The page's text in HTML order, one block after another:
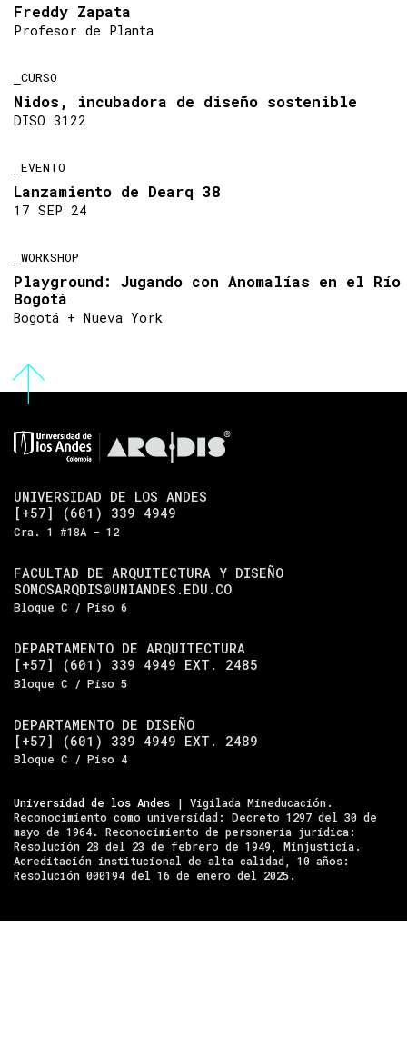
Freddy Zapata
Profesor de Planta
CURSO
Nidos, incubadora de diseño sostenible
DISO 3122
EVENTO
Lanzamiento de Dearq 38
17 SEP 24
WORKSHOP
Playground: Jugando con Anomalías en el Río
Bogotá
Bogotá + Nueva York
UNIVERSIDAD DE LOS ANDES
[+57] (601) 339 4949
Cra. 1 #18A - 12
FACULTAD DE ARQUITECTURA Y DISEÑO
SOMOSARQDIS@UNIANDES.EDU.CO
Bloque C / Piso 6
DEPARTAMENTO DE ARQUITECTURA
[+57] (601) 339 4949 EXT. 2485
Bloque C / Piso 5
DEPARTAMENTO DE DISEÑO
[+57] (601) 339 4949 EXT. 2489
Bloque C / Piso 4
Universidad de los Andes | Vigilada Mineducación.
Reconocimiento como universidad: Decreto 1297 del 30 de
mayo de 1964. Reconocimiento de personería jurídica:
Resolución 28 del 23 de febrero de 1949, Minjusticia.
Acreditación institucional de alta calidad, 10 años:
Resolución 000194 del 16 de enero del 2025.